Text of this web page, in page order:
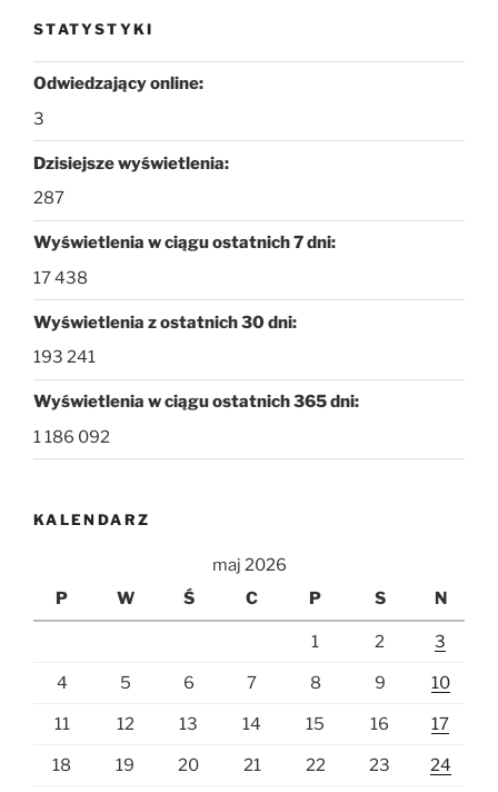
03.05.2026
r.”
STATYSTYKI
Odwiedzający online:
3
Dzisiejsze wyświetlenia:
287
Wyświetlenia w ciągu ostatnich 7 dni:
17 438
Wyświetlenia z ostatnich 30 dni:
193 241
Wyświetlenia w ciągu ostatnich 365 dni:
1 186 092
KALENDARZ
maj 2026
P
W Ś C P S N
1 2 3
4 5 6 7 8 9 10
11 12 13 14 15 16 17
18 19 20 21 22 23 24